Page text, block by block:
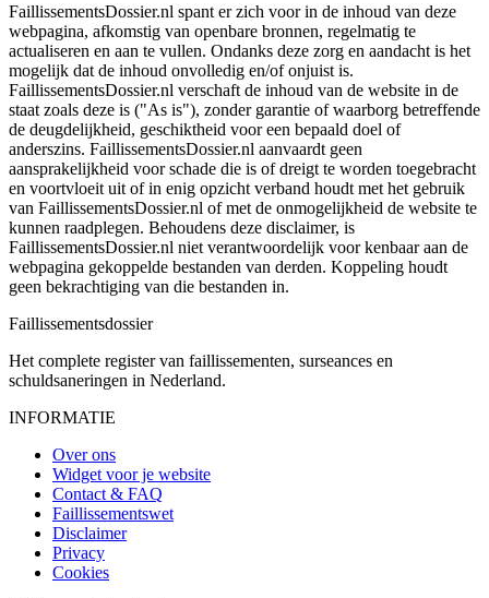
FaillissementsDossier.nl spant er zich voor in de inhoud van deze
webpagina, afkomstig van openbare bronnen, regelmatig te
actualiseren en aan te vullen. Ondanks deze zorg en aandacht is het
mogelijk dat de inhoud onvolledig en/of onjuist is.
FaillissementsDossier.nl verschaft de inhoud van de website in de
staat zoals deze is ("As is"), zonder garantie of waarborg betreffende
de deugdelijkheid, geschiktheid voor een bepaald doel of
anderszins. FaillissementsDossier.nl aanvaardt geen
aansprakelijkheid voor schade die is of dreigt te worden toegebracht
en voortvloeit uit of in enig opzicht verband houdt met het gebruik
van FaillissementsDossier.nl of met de onmogelijkheid de website te
kunnen raadplegen. Behoudens deze disclaimer, is
FaillissementsDossier.nl niet verantwoordelijk voor kenbaar aan de
webpagina gekoppelde bestanden van derden. Koppeling houdt
geen bekrachtiging van die bestanden in.
Faillissementsdossier
Het complete register van faillissementen, surseances en
schuldsaneringen in Nederland.
INFORMATIE
Over ons
Widget voor je website
Contact & FAQ
Faillissementswet
Disclaimer
Privacy
Cookies